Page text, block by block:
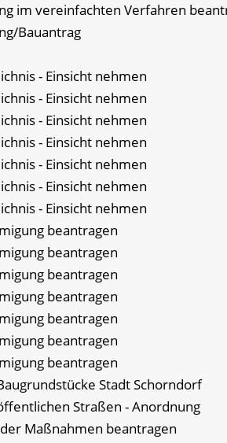
im vereinfachten Verfahren
Bauantrag
- Einsicht nehmen
- Einsicht nehmen
- Einsicht nehmen
- Einsicht nehmen
- Einsicht nehmen
- Einsicht nehmen
- Einsicht nehmen
beantragen
beantragen
beantragen
beantragen
beantragen
beantragen
beantragen
Stadt Schorndorf
Straßen - Anordnung
Maßnahmen beantragen